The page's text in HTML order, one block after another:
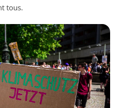
tous.